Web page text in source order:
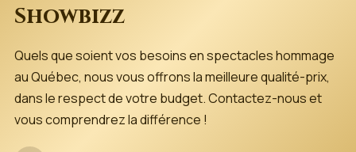
Showbizz
Quels que soient vos besoins en spectacles hommage
au Québec, nous vous offrons la meilleure qualité-prix,
dans le respect de votre budget. Contactez-nous et
vous comprendrez la différence !